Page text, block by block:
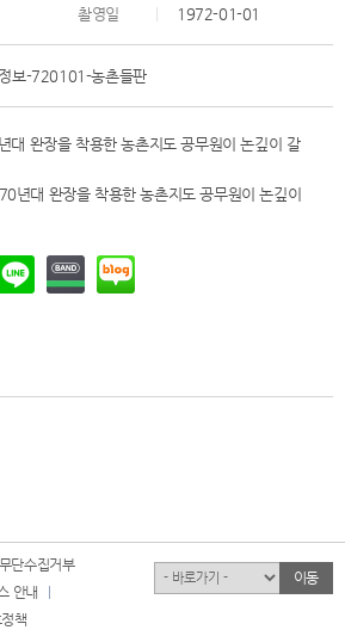
촬영일 1972-01-01
보-720101-농촌들판
대 완장을 착용한 농촌지도 공무원이 논깊이 갈
단수집거부
안내
책
유관기관 이동